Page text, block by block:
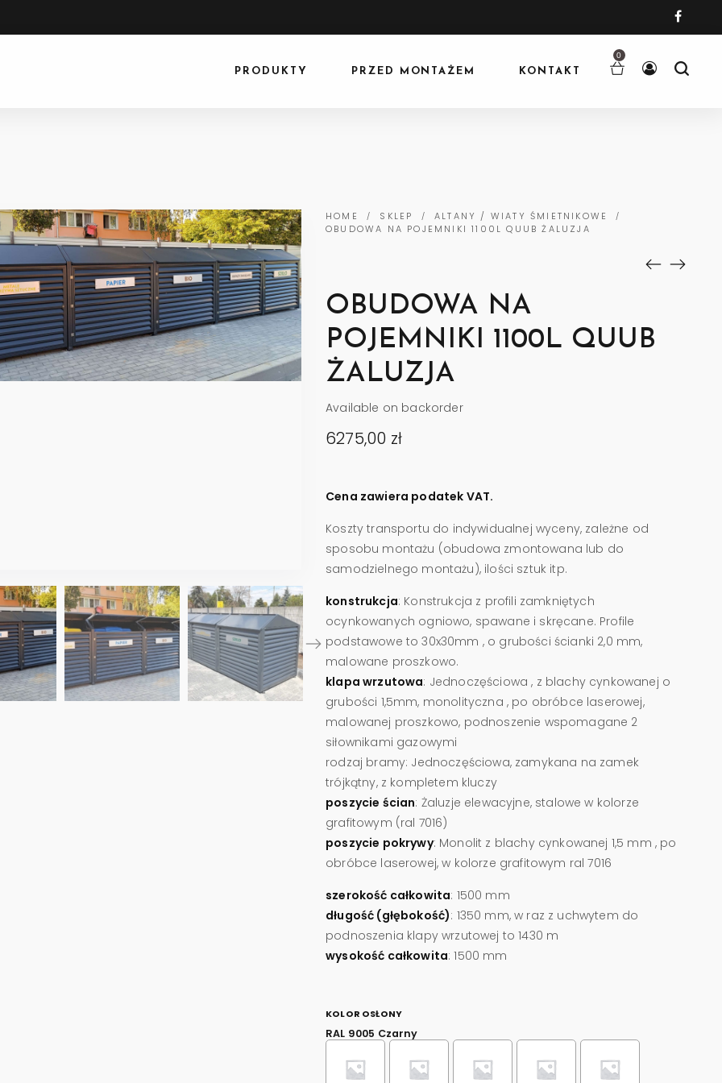
0
PRODUKTY PRZED MONTAŻEM KONTAKT
HOME / SKLEP / ALTANY / WIATY ŚMIETNIKOWE /
OBUDOWA NA POJEMNIKI 1100L QUUB ŻALUZJA
OBUDOWA NA
POJEMNIKI 1100L QUUB
ŻALUZJA
Available on backorder
6275,00 zł
Cena zawiera podatek VAT.
Koszty transportu do indywidualnej wyceny, zależne od
sposobu montażu (obudowa zmontowana lub do
samodzielnego montażu), ilości sztuk itp.
konstrukcja: Konstrukcja z profili zamkniętych
ocynkowanych ogniowo, spawane i skręcane. Profile
podstawowe to 30x30mm , o grubości ścianki 2,0 mm,
malowane proszkowo.
klapa wrzutowa: Jednoczęściowa , z blachy cynkowanej o
grubości 1,5mm, monolityczna , po obróbce laserowej,
malowanej proszkowo, podnoszenie wspomagane 2
siłownikami gazowymi
rodzaj bramy: Jednoczęściowa, zamykana na zamek
trójkątny, z kompletem kluczy
poszycie ścian: Żaluzje elewacyjne, stalowe w kolorze
grafitowym (ral 7016)
poszycie pokrywy: Monolit z blachy cynkowanej 1,5 mm , po
obróbce laserowej, w kolorze grafitowym ral 7016
szerokość całkowita: 1500 mm
długość (głębokość): 1350 mm, w raz z uchwytem do
podnoszenia klapy wrzutowej to 1430 m
wysokość całkowita: 1500 mm
KOLOR OSŁONY
RAL 9005 Czarny